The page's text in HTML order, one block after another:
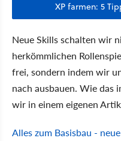
XP farmen: 5
Neue Skills schalten wir
herkömmlichen
frei, sondern indem wir
nach ausbauen. Wie
wir in einem eigenen
Alles zum Basisbau -